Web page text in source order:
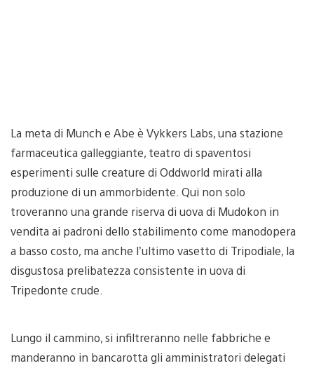
La meta di Munch e Abe è Vykkers Labs, una stazione
farmaceutica galleggiante, teatro di spaventosi
esperimenti sulle creature di Oddworld mirati alla
produzione di un ammorbidente. Qui non solo
troveranno una grande riserva di uova di Mudokon in
vendita ai padroni dello stabilimento come manodopera
a basso costo, ma anche l’ultimo vasetto di Tripodiale, la
disgustosa prelibatezza consistente in uova di
Tripedonte crude.
Lungo il cammino, si infiltreranno nelle fabbriche e
manderanno in bancarotta gli amministratori delegati